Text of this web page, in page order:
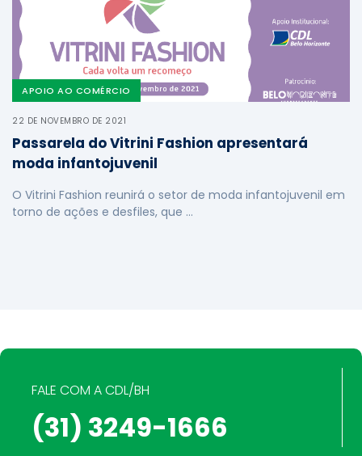
APOIO AO COMÉRCIO
22 DE NOVEMBRO DE 2021
Passarela do Vitrini Fashion apresentará
moda infantojuvenil
O Vitrini Fashion reunirá o setor de moda infantojuvenil em
torno de ações e desfiles, que …
FALE COM A CDL/BH
(31) 3249-1666